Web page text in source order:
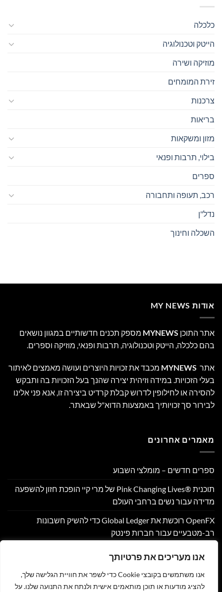
אנו מעריכים את פרטיותך
אנו משתמשים בקובצי Cookie כדי לשפר את חוויית הגלישה שלך,
להציג מודעות או תוכן מותאמים אישית ולנתח את התנועה שלנו. על
כלכלה
הייטק וטכנולוגיה
מוזיקה ושירה
זירת המומחים
צרכנות
בריאות
מזון ומשקאות
בילוי, תרבות ופנאי
ספרים
רכב, תעופה ותחבורה
נדל"ן
השכלה וחינוך
אודות MY NEWS
אתר התוכן MYNEWS מספק תכנים חדשותיים במגוון נושאים
בהם כלכלה, הייטק וטכנולוגיה, תרבות ופנאי, מוזיקה וספרים.
אתר MYNEWS מכבד את זכויות היוצרים ועושה מאמצים לאיתור
בעלי הזכויות. במידה וזיהית יצירה שהנך בעל הזכויות בה ותבקש
להסירה או לחילופין לדרוש קבלת קרדיט ביצירה זו, אנא פני אלינו
לבירור סך זכויותיך באמצעות הדוא"ל שבאתר.
מאמרים אחרונים
ספרים חדשים – מומלצי השבוע
תוכנית Pink Changing Lives®‎ של מרי קיי הופכת חזון להשפעה
מדידה עבור נשים ברחבי העולם
OpenFX רוכשת את Global Ledger כדי להשיק חשבונות
רב-מטבעיים עבור חברות פינטק
בהסכם שיווק והפניית לקוחות
PU Prime מרחיבה את המסחר בזהב עם השקת XAUUSD247